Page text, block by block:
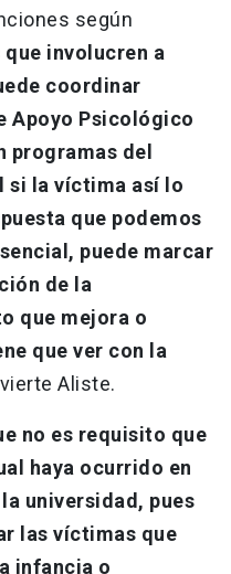
según
que involucren a
coordinar
Apoyo Psicológico
programas del
si la víctima así lo
que podemos
puede marcar
de la
que mejora o
que ver con la
Aliste.
no es requisito que
haya ocurrido en
universidad, pues
las víctimas que
infancia o